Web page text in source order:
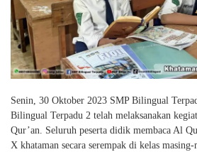
Senin, 30 Oktober 2023 SMP Bilingual
Bilingual Terpadu 2 telah melaksanakan
Qur’an. Seluruh peserta didik membaca Al
X khataman secara serempak di kelas masing-